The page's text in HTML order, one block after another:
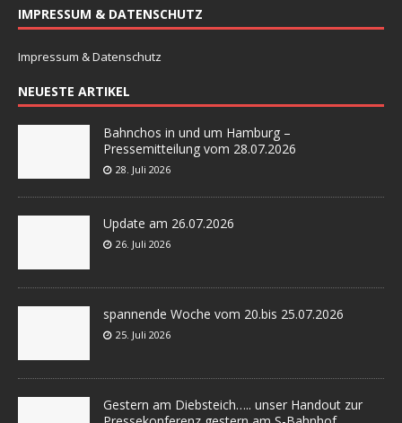
IMPRESSUM & DATENSCHUTZ
Impressum & Datenschutz
NEUESTE ARTIKEL
Bahnchos in und um Hamburg –
Pressemitteilung vom 28.07.2026
28. Juli 2026
Update am 26.07.2026
26. Juli 2026
spannende Woche vom 20.bis 25.07.2026
25. Juli 2026
Gestern am Diebsteich….. unser Handout zur